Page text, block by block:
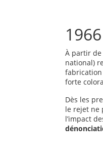
À partir de
national)
fabrication
forte
Dès les
le rejet ne
l’impact